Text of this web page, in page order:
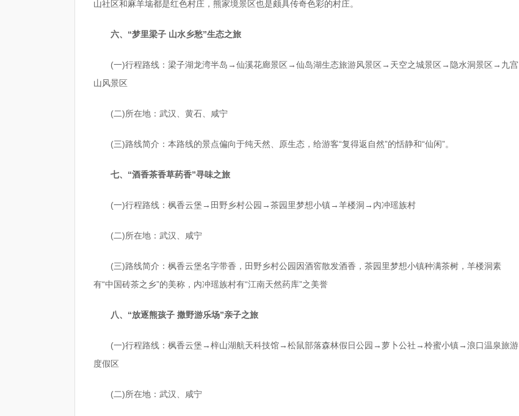
山社区和麻羊垴都是红色村庄，熊家境景区也是颇具传奇色彩的村庄。
六、“梦里梁子 山水乡愁”生态之旅
(一)行程路线：梁子湖龙湾半岛→仙溪花廊景区→仙岛湖生态旅游风景区→天空之城景区→隐水洞景区→九宫
山风景区
(二)所在地：武汉、黄石、咸宁
(三)路线简介：本路线的景点偏向于纯天然、原生态，给游客“复得返自然”的恬静和“仙闲”。
七、“酒香茶香草药香”寻味之旅
(一)行程路线：枫香云堡→田野乡村公园→茶园里梦想小镇→羊楼洞→内冲瑶族村
(二)所在地：武汉、咸宁
(三)路线简介：枫香云堡名字带香，田野乡村公园因酒窖散发酒香，茶园里梦想小镇种满茶树，羊楼洞素
有“中国砖茶之乡”的美称，内冲瑶族村有“江南天然药库”之美誉
八、“放逐熊孩子 撒野游乐场”亲子之旅
(一)行程路线：枫香云堡→梓山湖航天科技馆→松鼠部落森林假日公园→萝卜公社→柃蜜小镇→浪口温泉旅游
度假区
(二)所在地：武汉、咸宁